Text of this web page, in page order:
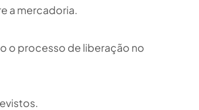
a mercadoria.
o processo de liberação no